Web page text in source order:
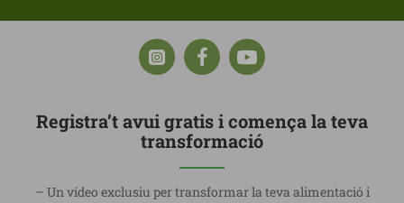
Registra’t avui gratis i comença la teva
transformació
– Un vídeo exclusiu per transformar la teva alimentació i